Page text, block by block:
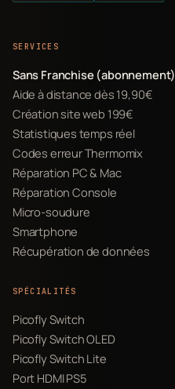
SERVICES
Sans Franchise (abonnement)
Aide à distance dès 19,90€
Création site web 199€
Statistiques temps réel
Codes erreur Thermomix
Réparation PC & Mac
Réparation Console
Micro-soudure
Smartphone
Récupération de données
SPÉCIALITÉS
Picofly Switch
Picofly Switch OLED
Picofly Switch Lite
Port HDMI PS5